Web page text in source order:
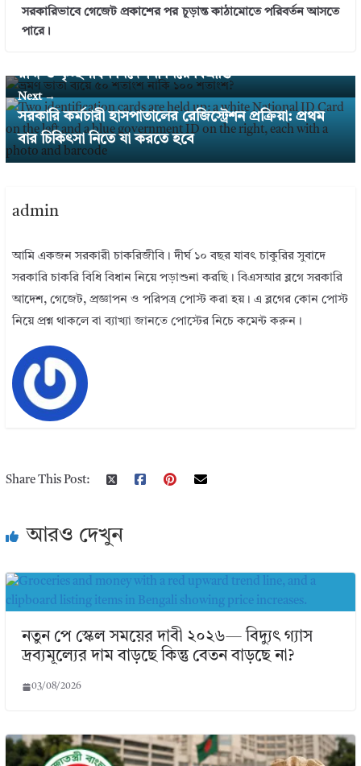
সরকারিভাবে গেজেট প্রকাশের পর চূড়ান্ত কাঠামোতে পরিবর্তন আসতে
পারে।
← Previous
রাদ্দ ও কৃচ্ছসাধন নির্দেশনা নিয়ে বিভ্রান্তি
Next →
সরকারি কর্মচারী হাসপাতালের রেজিস্ট্রেশন প্রক্রিয়া: প্রথম
বার চিকিৎসা নিতে যা করতে হবে
admin
আমি একজন সরকারী চাকরিজীবি। দীর্ঘ ১০ বছর যাবৎ চাকুরির সুবাদে
সরকারি চাকরি বিধি বিধান নিয়ে পড়াশুনা করছি। বিএসআর ব্লগে সরকারি
আদেশ, গেজেট, প্রজ্ঞাপন ও পরিপত্র পোস্ট করা হয়। এ ব্লগের কোন পোস্ট
নিয়ে প্রশ্ন থাকলে বা ব্যাখ্যা জানতে পোস্টের নিচে কমেন্ট করুন।
Share This Post:
আরও দেখুন
নতুন পে স্কেল সময়ের দাবী ২০২৬— বিদ্যুৎ গ্যাস
দ্রব্যমূল্যের দাম বাড়ছে কিন্তু বেতন বাড়ছে না?
03/08/2026